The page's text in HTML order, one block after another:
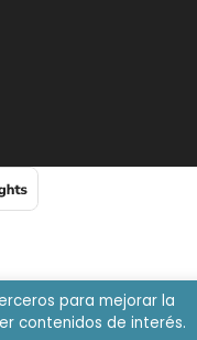
para mejorar la
contenidos de interés.